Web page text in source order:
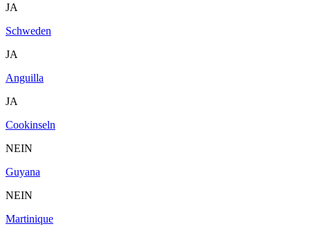
JA
Schweden
JA
Anguilla
JA
Cookinseln
NEIN
Guyana
NEIN
Martinique